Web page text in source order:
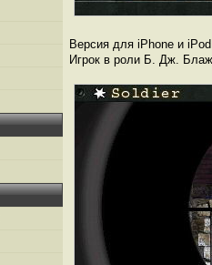
Версия для iPhone и
Игрок в роли Б. Дж.